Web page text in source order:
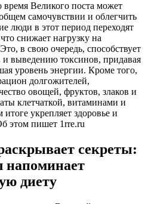
Великого поста может
самочувствии и облегчить
люди в этот период переходят
снижает нагрузку на
в свою очередь, способствует
выведению токсинов, придавая
уровень энергии. Кроме того,
долгожителей,
овощей, фруктов, злаков и
клетчаткой, витаминами и
укрепляет здоровье и
этом пишет 1rre.ru
секреты:
напоминает
диету